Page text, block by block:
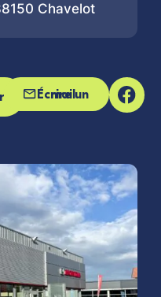
Chavelot
Écrire un mail